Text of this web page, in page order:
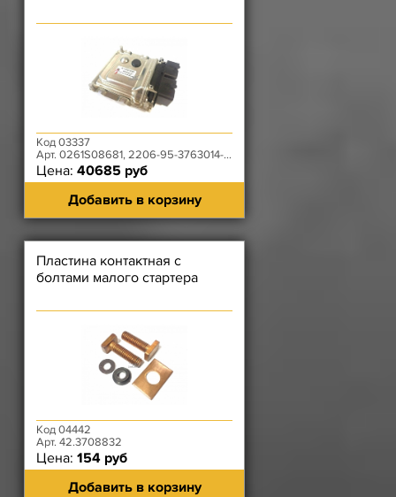
Код 03337
Арт. 0261S08681, 2206-95-3763014-30
Цена: 40685 руб
Добавить в корзину
Пластина контактная с
болтами малого стартера
Код 04442
Арт. 42.3708832
Цена: 154 руб
Добавить в корзину